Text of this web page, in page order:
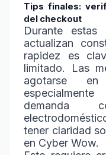
Tips finales:
del checkout
Durante
actualizan
rapidez es
limitado. Las
agotarse
demanda
tener claridad
en Cyber Wow.